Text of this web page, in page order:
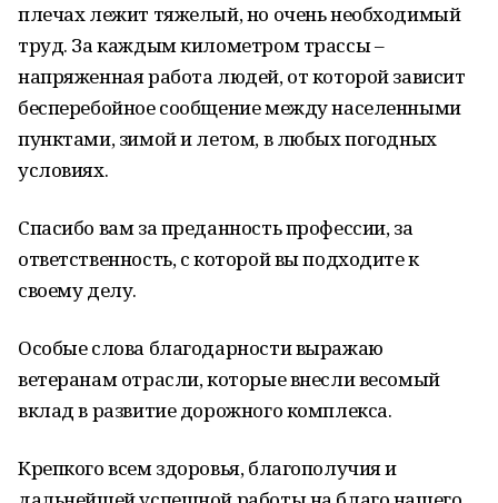
плечах лежит тяжелый, но очень необходимый
труд. За каждым километром трассы –
напряженная работа людей, от которой зависит
бесперебойное сообщение между населенными
пунктами, зимой и летом, в любых погодных
условиях.
Спасибо вам за преданность профессии, за
ответственность, с которой вы подходите к
своему делу.
Особые слова благодарности выражаю
ветеранам отрасли, которые внесли весомый
вклад в развитие дорожного комплекса.
Крепкого всем здоровья, благополучия и